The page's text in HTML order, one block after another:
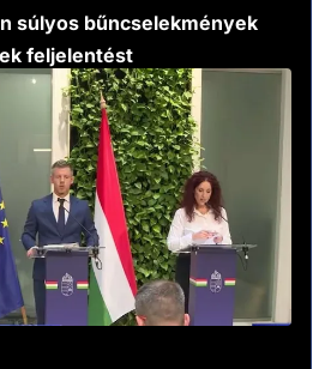
súlyos bűncselekmények
feljelentést